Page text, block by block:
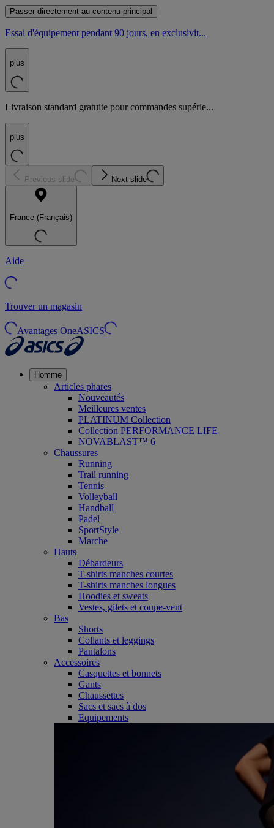
Passer directement au contenu principal
Essai d'équipement pendant 90 jours, en exclusivit...
plus
Livraison standard gratuite pour commandes supérie...
plus
Previous slide Next slide
France (Français)
Aide
Trouver un magasin
Avantages OneASICS
Homme
Articles phares
Nouveautés
Meilleures ventes
PLATINUM Collection
Collection PERFORMANCE LIFE
NOVABLAST™ 6
Chaussures
Running
Trail running
Tennis
Volleyball
Handball
Padel
SportStyle
Marche
Hauts
Débardeurs
T-shirts manches courtes
T-shirts manches longues
Hoodies et sweats
Vestes, gilets et coupe-vent
Bas
Shorts
Collants et leggings
Pantalons
Accessoires
Casquettes et bonnets
Gants
Chaussettes
Sacs et sacs à dos
Equipements